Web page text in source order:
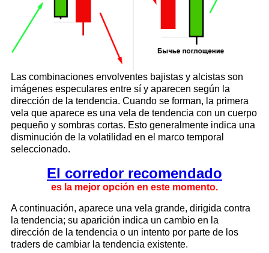
Las combinaciones envolventes bajistas y alcistas son
imágenes especulares entre sí y aparecen según la
dirección de la tendencia. Cuando se forman, la primera
vela que aparece es una vela de tendencia con un cuerpo
pequeño y sombras cortas. Esto generalmente indica una
disminución de la volatilidad en el marco temporal
seleccionado.
El corredor recomendado
es la mejor opción en este momento.
A continuación, aparece una vela grande, dirigida contra
la tendencia; su aparición indica un cambio en la
dirección de la tendencia o un intento por parte de los
traders de cambiar la tendencia existente.